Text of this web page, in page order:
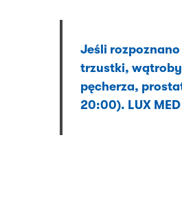
Jeśli
trzustki,
pęcherza,
20:00). LUX